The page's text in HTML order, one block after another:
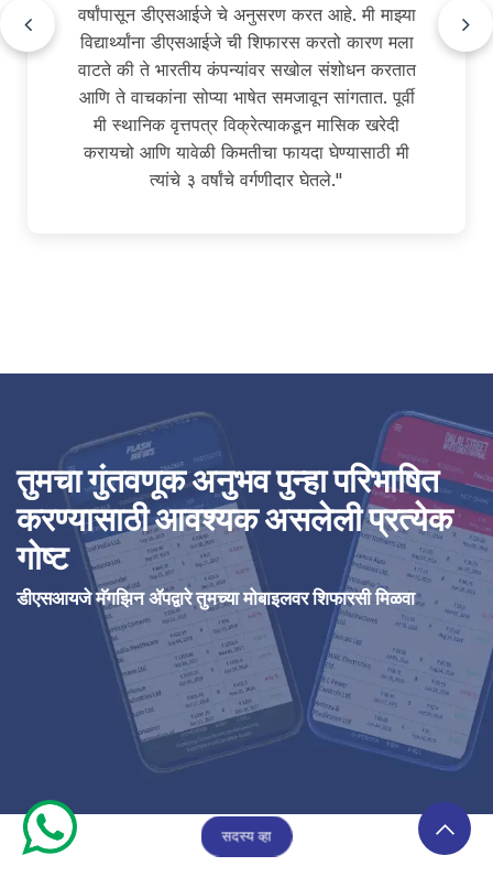
सदस्य व्हा
वर्षांपासून डीएसआईजे चे अनुसरण करत आहे. मी माझ्या
विद्यार्थ्यांना डीएसआईजे ची शिफारस करतो कारण मला
वाटते की ते भारतीय कंपन्यांवर सखोल संशोधन करतात
आणि ते वाचकांना सोप्या भाषेत समजावून सांगतात. पूर्वी
मी स्थानिक वृत्तपत्र विक्रेत्याकडून मासिक खरेदी
करायचो आणि यावेळी किमतीचा फायदा घेण्यासाठी मी
त्यांचे ३ वर्षांचे वर्गणीदार घेतले."
तुमचा गुंतवणूक अनुभव पुन्हा परिभाषित
करण्यासाठी आवश्यक असलेली प्रत्येक
गोष्ट
डीएसआयजे मॅगझिन ॲपद्वारे तुमच्या मोबाइलवर शिफारसी मिळवा